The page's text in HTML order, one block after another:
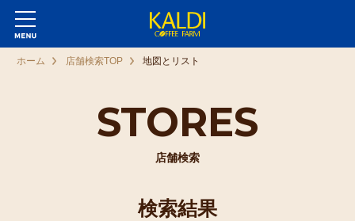
STORES
店舗検索
ホーム 店舗検索TOP 地図とリスト
検索結果